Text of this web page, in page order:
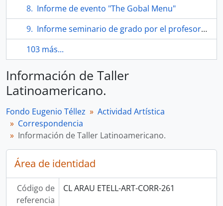
Informe de evento "The Gobal Menu"
Informe seminario de grado por el profesor Eugenio Téllez en taller de arte visual.
103 más...
Información de Taller
Latinoamericano.
Fondo Eugenio Téllez
Actividad Artística
Correspondencia
Información de Taller Latinoamericano.
Área de identidad
Código de
referencia
CL ARAU ETELL-ART-CORR-261